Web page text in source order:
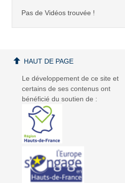
Pas de Vidéos trouvée !
Le développement de ce site et
certains de ses contenus ont
bénéficié du soutien de :
HAUT DE PAGE